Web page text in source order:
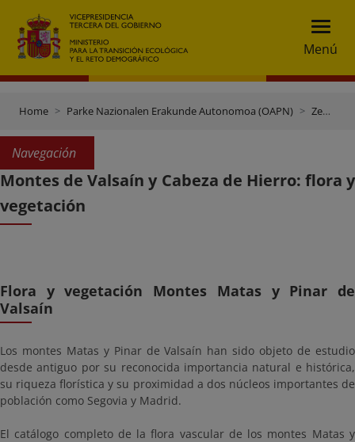
Menú
Home Parke Nazionalen Erakunde Autonomoa (OAPN) Zentroak eta finkak
Navegación
Montes de Valsaín y Cabeza de Hierro: flora y
vegetación
Flora y vegetación Montes Matas y Pinar de
Valsaín
Los montes Matas y Pinar de Valsaín han sido objeto de estudio
desde antiguo por su reconocida importancia natural e histórica,
su riqueza florística y su proximidad a dos núcleos importantes de
población como Segovia y Madrid.
El catálogo completo de la flora vascular de los montes Matas y